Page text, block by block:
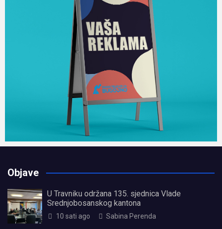
Objave
U Travniku održana 135. sjednica Vlade
Srednjobosanskog kantona
10 sati ago Sabina Perenda